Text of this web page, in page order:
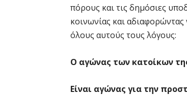
πόρους και τις δημόσιες
κοινωνίας και αδιαφορώντας
όλους αυτούς τους λόγους:
Ο αγώνας των κατοίκων
Είναι αγώνας για την